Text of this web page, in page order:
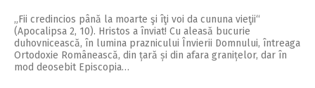
„Fii credincios până la moarte şi îţi voi da cununa vieţii“
(Apocalipsa 2, 10). Hristos a înviat! Cu aleasă bucurie
duhovnicească, în lumina praznicului În­vierii Domnului, întreaga
Ortodoxie Românească, din țară și din afara granițelor, dar în
mod deosebit Episcopia…